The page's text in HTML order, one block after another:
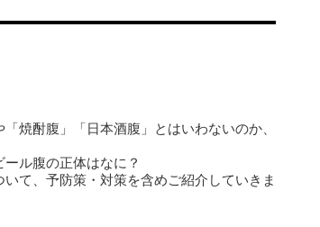
焼酎腹」「日本酒腹」とはいわないのか、
ル腹の正体はなに？
て、予防策・対策を含めご紹介していきま